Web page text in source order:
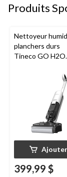
Produits
Nettoyeur
planchers durs
Tineco GO H2O
Ajouter
399,99 $